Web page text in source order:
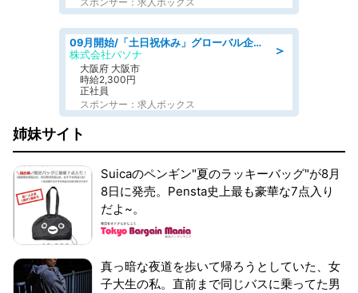
＞
09月開始/「土日祝休み」グローバル企業での産業保健のお仕事/保健師/高時給/残業なし/服装自由
株式会社パソナ
大阪府 大阪市
時給2,300円
正社員
スポンサー：求人ボックス
姉妹サイト
Suicaのペンギン"夏のラッキーバッグ"が8月
8日に発売。Pensta史上最も豪華な7点入り
だよ~。
真っ暗な夜道を歩いて帰ろうとしていた、女
子大生の私。直前まで同じバスに乗ってた男